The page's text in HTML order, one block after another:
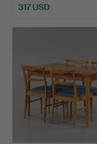
317 USD